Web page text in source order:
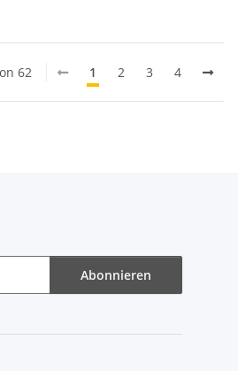
62 1 2 3 4
Abonnieren